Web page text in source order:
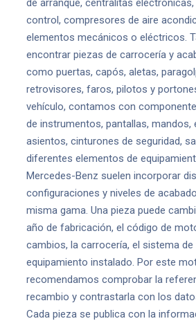
de arranque, centralitas
control, compresores de aire
elementos mecánicos o eléctricos.
encontrar piezas de carrocería y
como puertas, capós, aletas,
retrovisores, faros, pilotos y
vehículo, contamos con
de instrumentos, pantallas, mandos,
asientos, cinturones de seguridad,
diferentes elementos de
Mercedes-Benz suelen incorporar
configuraciones y niveles de
misma gama. Una pieza puede
año de fabricación, el código de
cambios, la carrocería, el sistema
equipamiento instalado. Por este
recomendamos comprobar la
recambio y contrastarla con los
Cada pieza se publica con la